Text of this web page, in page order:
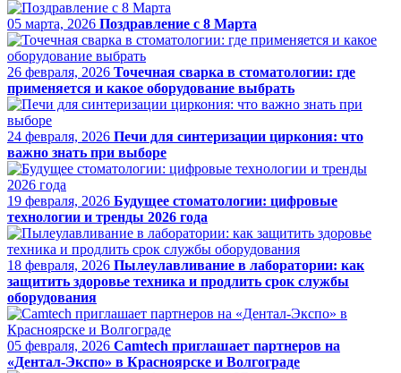
05 марта, 2026 Поздравление с 8 Марта
26 февраля, 2026 Точечная сварка в стоматологии: где
применяется и какое оборудование выбрать
24 февраля, 2026 Печи для синтеризации циркония: что
важно знать при выборе
19 февраля, 2026 Будущее стоматологии: цифровые
технологии и тренды 2026 года
18 февраля, 2026 Пылеулавливание в лаборатории: как
защитить здоровье техника и продлить срок службы
оборудования
05 февраля, 2026 Camtech приглашает партнеров на
«Дентал-Экспо» в Красноярске и Волгограде